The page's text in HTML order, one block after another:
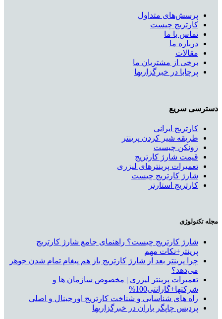
پرسش‌های متداول
کارتریج چیست
تماس با ما
درباره ما
مقالات
برخی از مشتریان ما
پرچابا در خبرگزاریها
دسترسی سریع
کارتریج ایرانی
طریقه شیر کردن پرینتر
زونکن چیست
قیمت شارژ کارتریج
تعمیرات پرینترهای لیزری
شارژ کارتریج چیست
کارتریج استارتر
مجله تکنولوژی
شارژ کارتریج چیست؟ راهنمای جامع شارژ کارتریج
پرینتر+نکات مهم
چرا پرینتر بعد از شارژ کارتریج باز هم پیغام تمام شدن جوهر
می‌دهد؟
تعمیرات پرینتر لیزری | مخصوص سازمان ها و
شرکتها+گارانتی100%
راه های شناسایی و شناخت کارتریج اورجینال و اصلی
پردیس چاپگر باران در خبرگزاریها